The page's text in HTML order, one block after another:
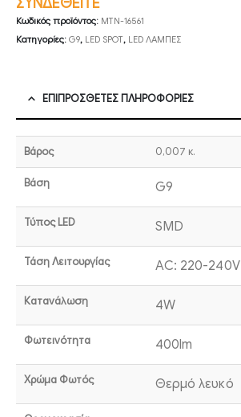
Κωδικός προϊόντος: MTN-16561
Κατηγορίες: G9, LED SPOT, LED ΛΑΜΠΕΣ
ΕΠΙΠΡΌΣΘΕΤΕΣ ΠΛΗΡΟΦΟΡΊΕΣ
Βάρος 0,007 κ.
Βάση G9
Τύπος LED SMD
Τάση Λειτουργίας AC: 220-240V
Κατανάλωση 4W
Φωτεινότητα 400lm
Χρώμα Φωτός Θερμό λευκό